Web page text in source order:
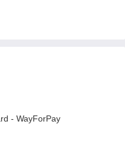
- WayForPay